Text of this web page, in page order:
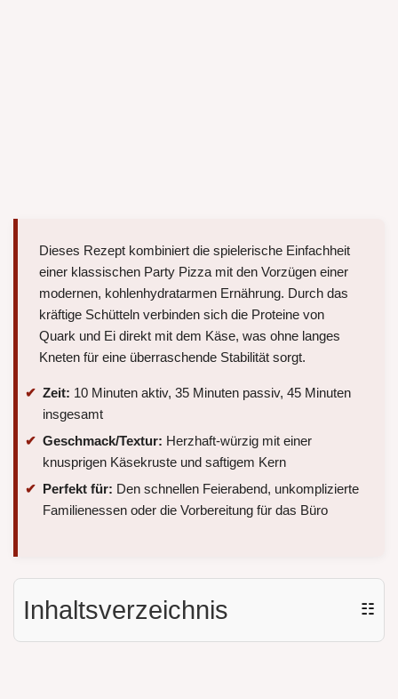
Dieses Rezept kombiniert die spielerische Einfachheit
einer klassischen Party Pizza mit den Vorzügen einer
modernen, kohlenhydratarmen Ernährung. Durch das
kräftige Schütteln verbinden sich die Proteine von
Quark und Ei direkt mit dem Käse, was ohne langes
Kneten für eine überraschende Stabilität sorgt.
Zeit: 10 Minuten aktiv, 35 Minuten passiv, 45 Minuten
insgesamt
Geschmack/Textur: Herzhaft-würzig mit einer
knusprigen Käsekruste und saftigem Kern
Perfekt für: Den schnellen Feierabend, unkomplizierte
Familienessen oder die Vorbereitung für das Büro
Inhaltsverzeichnis ☷